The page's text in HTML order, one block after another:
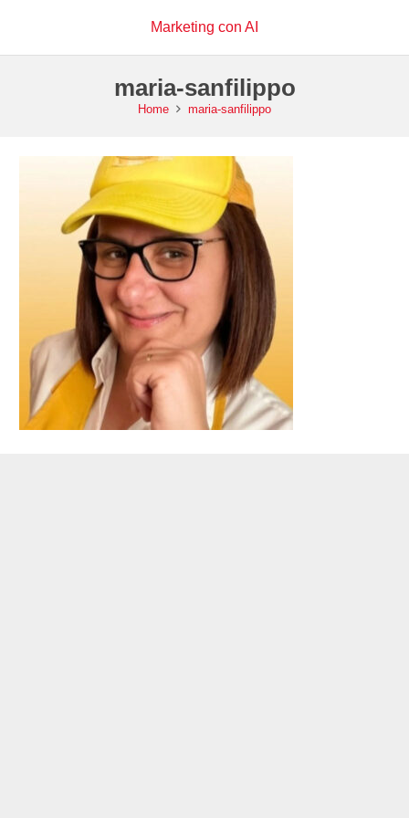
Marketing con AI
maria-sanfilippo
Home maria-sanfilippo